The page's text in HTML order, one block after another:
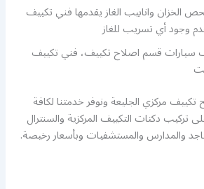
الخزان وانابيب الغاز يقدمها فني تكييف
وجود أي تسريب للغاز
سيارات قسم اصلاح تكييف، فني تكييف
مركزي الجليعة ونوفر خدمتنا لكافة
تركيب دكتات التكييف المركزية والسنترال
والمدارس والمستشفيات وبأسعار رخيصة.